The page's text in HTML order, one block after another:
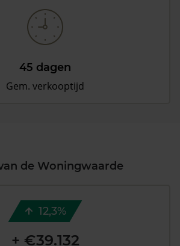
45 dagen
Gem. verkooptijd
de Woningwaarde
12,3%
+ €39.132